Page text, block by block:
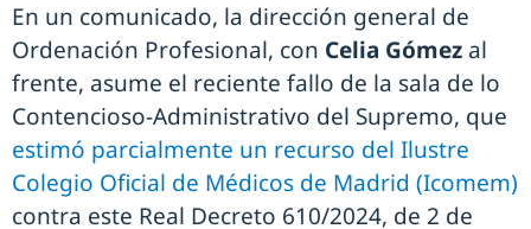
En un comunicado, la dirección general de
Ordenación Profesional, con Celia Gómez al
frente, asume el reciente fallo de la sala de lo
Contencioso-Administrativo del Supremo, que
estimó parcialmente un recurso del Ilustre
Colegio Oficial de Médicos de Madrid (Icomem)
contra este Real Decreto 610/2024, de 2 de